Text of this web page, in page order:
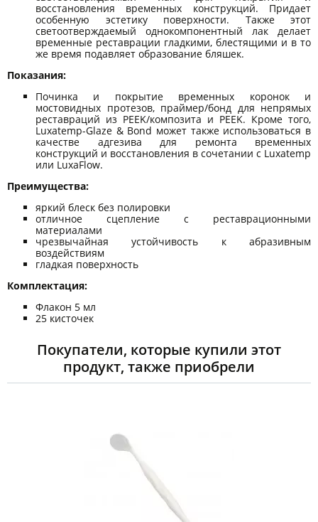
восстановления временных конструкций. Придает
особенную эстетику поверхности. Также этот
светоотверждаемый однокомпонентный лак делает
временные реставрации гладкими, блестящими и в то
же время подавляет образование бляшек.
Показания:
Починка и покрытие временных коронок и
мостовидных протезов, праймер/бонд для непрямых
реставраций из PEEK/композита и PEEK. Кроме того,
Luxatemp-Glaze & Bond может также использоваться в
качестве адгезива для ремонта временных
конструкций и восстановления в сочетании с Luxatemp
или LuxaFlow.
Преимущества:
яркий блеск без полировки
отличное сцепление с реставрационными
материалами
чрезвычайная устойчивость к абразивным
воздействиям
гладкая поверхность
Комплектация:
Флакон 5 мл
25 кисточек
Покупатели, которые купили этот
продукт, также приобрели